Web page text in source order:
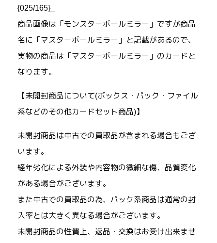
{025/165}_
商品画像は「モンスターボールミラー」ですが商品
名に「マスターボールミラー」と記載があるので、
実物の商品は「マスターボールミラー」のカードと
なります。
【未開封商品について(ボックス・パック・ファイル
系などのその他カードセット商品)】
未開封商品は中古での買取品が含まれる場合もござ
います。
経年劣化による外装や内容物の微細な傷、品質変化
がある場合がございます。
また中古での買取品の為、パック系商品は通常の封
入率とは大きく異なる場合がございます。
未開封商品の性質上、返品・交換はお受け出来ませ